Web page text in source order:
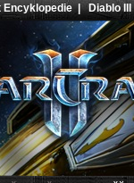
Encyklopedie|Diablo III